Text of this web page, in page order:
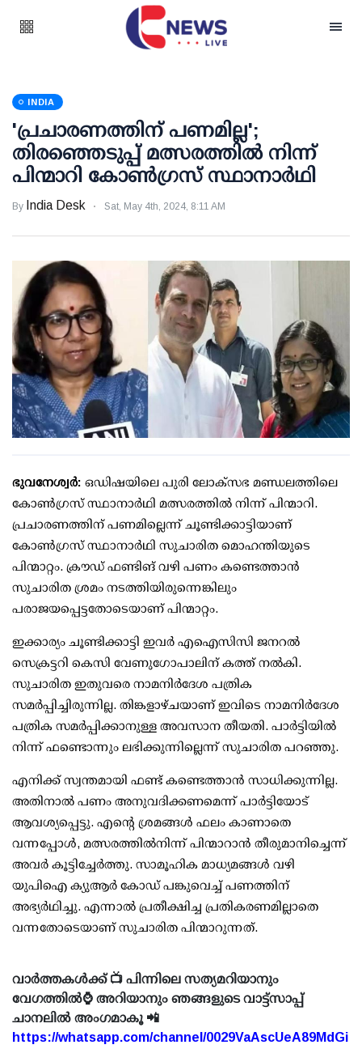
INDIA
'പ്രചാരണത്തിന് പണമില്ല';
തിരഞ്ഞെടുപ്പ് മത്സരത്തിൽ നിന്ന്
പിന്മാറി കോൺഗ്രസ് സ്ഥാനാർഥി
By India Desk Sat, May 4th, 2024, 8:11 AM
ഭുവനേശ്വർ: ഒഡിഷയിലെ പുരി ലോക്‌സഭ മണ്ഡലത്തിലെ
കോൺഗ്രസ് സ്ഥാനാർഥി മത്സരത്തിൽ നിന്ന് പിന്മാറി.
പ്രചാരണത്തിന് പണമില്ലെന്ന് ചൂണ്ടിക്കാട്ടിയാണ്
കോൺഗ്രസ് സ്ഥാനാർഥി സുചാരിത മൊഹന്തിയുടെ
പിന്മാറ്റം. ക്രൗഡ് ഫണ്ടിങ് വഴി പണം കണ്ടെത്താൻ
സുചാരിത ശ്രമം നടത്തിയിരുന്നെങ്കിലും
പരാജയപ്പെട്ടതോടെയാണ് പിന്മാറ്റം.
ഇക്കാര്യം ചൂണ്ടിക്കാട്ടി ഇവർ എഐസിസി ജനറൽ
സെക്രട്ടറി കെസി വേണുഗോപാലിന് കത്ത് നൽകി.
സുചാരിത ഇതുവരെ നാമനിർദേശ പത്രിക
സമർപ്പിച്ചിരുന്നില്ല. തിങ്കളാഴ്ചയാണ് ഇവിടെ നാമനിർദേശ
പത്രിക സമർപ്പിക്കാനുള്ള അവസാന തീയതി. പാർട്ടിയിൽ
നിന്ന് ഫണ്ടൊന്നും ലഭിക്കുന്നില്ലെന്ന് സുചാരിത പറഞ്ഞു.
എനിക്ക് സ്വന്തമായി ഫണ്ട് കണ്ടെത്താൻ സാധിക്കുന്നില്ല.
അതിനാൽ പണം അനുവദിക്കണമെന്ന് പാർട്ടിയോട്
ആവശ്യപ്പെട്ടു. എന്റെ ശ്രമങ്ങൾ ഫലം കാണാതെ
വന്നപ്പോൾ, മത്സരത്തിൽനിന്ന് പിന്മാറാൻ തീരുമാനിച്ചെന്ന്
അവർ കൂട്ടിച്ചേർത്തു. സാമൂഹിക മാധ്യമങ്ങൾ വഴി
യുപിഐ ക്യുആർ കോഡ് പങ്കുവെച്ച് പണത്തിന്
അഭ്യർഥിച്ചു. എന്നാൽ പ്രതീക്ഷിച്ച പ്രതികരണമില്ലാതെ
വന്നതോടെയാണ്‌ സുചാരിത പിന്മാറുന്നത്.
വാർത്തകൾക്ക് 📺 പിന്നിലെ സത്യമറിയാനും
വേഗത്തിൽ⌚ അറിയാനും ഞങ്ങളുടെ വാട്ട്സാപ്പ്
ചാനലിൽ അംഗമാകൂ 📲
https://whatsapp.com/channel/0029VaAscUeA89MdGi